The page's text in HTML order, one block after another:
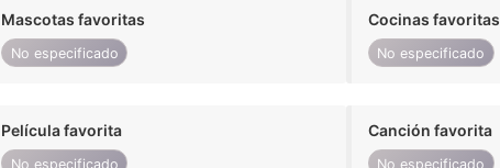
Mascotas favoritas
No especificado
Cocinas favoritas
No especificado
Película favorita
No especificado
Canción favorita
No especificado